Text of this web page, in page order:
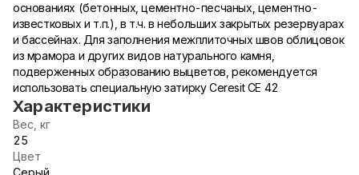
основаниях (бетонных, цементно-песчаных, цементно-
известковых и т.п.), в т.ч. в небольших закрытых резервуарах
и бассейнах. Для заполнения межплиточных швов облицовок
из мрамора и других видов натурального камня,
подверженных образованию выцветов, рекомендуется
использовать специальную затирку Ceresit СE 42
Характеристики
Вес, кг
25
Цвет
Серый